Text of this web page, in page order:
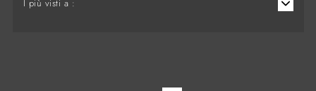
I più visti a :